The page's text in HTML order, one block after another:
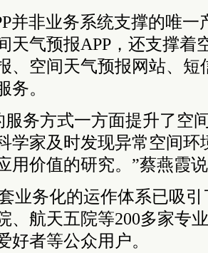
并非业务系统支撑的唯一
天气预报APP，还支撑着
、空间天气预报网站、短
务。
服务方式一方面提升了空
学家及时发现异常空间环
用价值的研究。”蔡燕霞
业务化的运作体系已吸
、航天五院等200多家专
好者等公众用户。